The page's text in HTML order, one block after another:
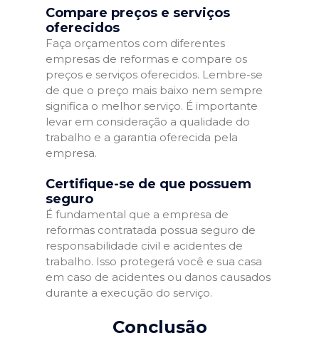
Compare preços e serviços
oferecidos
Faça orçamentos com diferentes
empresas de reformas e compare os
preços e serviços oferecidos. Lembre-se
de que o preço mais baixo nem sempre
significa o melhor serviço. É importante
levar em consideração a qualidade do
trabalho e a garantia oferecida pela
empresa.
Certifique-se de que possuem
seguro
É fundamental que a empresa de
reformas contratada possua seguro de
responsabilidade civil e acidentes de
trabalho. Isso protegerá você e sua casa
em caso de acidentes ou danos causados
durante a execução do serviço.
Conclusão